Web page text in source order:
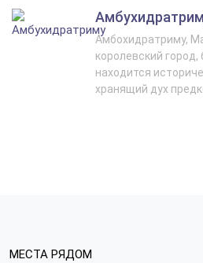
Амбохидратриму,
королевский
находится
хранящий дух
МЕСТА РЯДОМ